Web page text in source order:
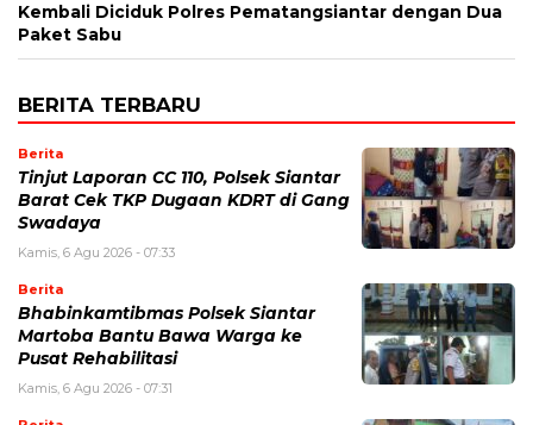
Kembali Diciduk Polres Pematangsiantar dengan Dua
Paket Sabu
BERITA TERBARU
Berita
Tinjut Laporan CC 110, Polsek Siantar
Barat Cek TKP Dugaan KDRT di Gang
Swadaya
Kamis, 6 Agu 2026 - 07:33
Berita
Bhabinkamtibmas Polsek Siantar
Martoba Bantu Bawa Warga ke
Pusat Rehabilitasi
Kamis, 6 Agu 2026 - 07:31